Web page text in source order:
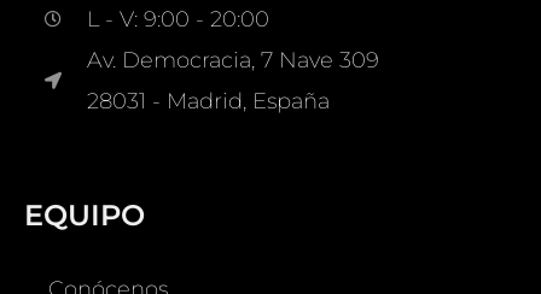
L - V: 9:00 - 20:00
Av. Democracia, 7 Nave 309
28031 - Madrid, España
EQUIPO